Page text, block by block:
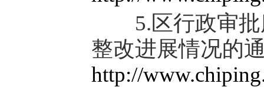
5.区行政审批
整改进展情况的
http://